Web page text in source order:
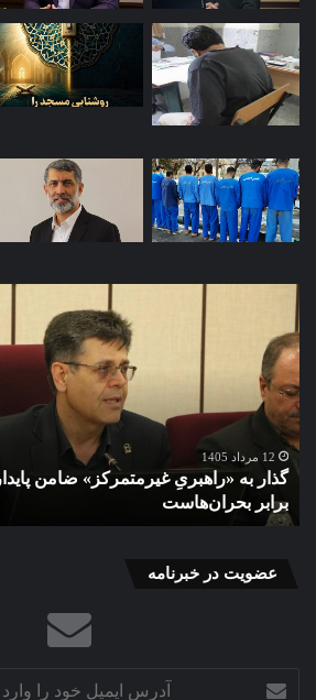
گذار
به
«راهبریِ
غیرمتمرکز»
ضامن
پایداری
صنعت
برق
برابر
بحران‌هاست
12 مرداد 1405
گذار به «راهبریِ غیرمتمرکز» ضامن
برابر بحران‌هاست
عضویت در خبرنامه